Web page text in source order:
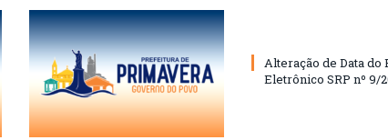
Alteração de Data do
Eletrônico SRP nº 9/